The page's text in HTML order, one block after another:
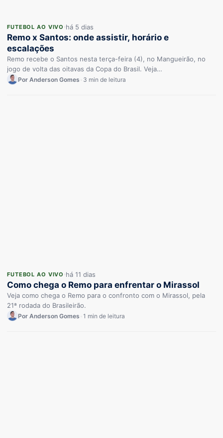
FUTEBOL AO VIVO há 5 dias
Remo x Santos: onde assistir, horário e
escalações
Remo recebe o Santos nesta terça-feira (4), no Mangueirão, no
jogo de volta das oitavas da Copa do Brasil. Veja…
Por Anderson Gomes 3 min de leitura
FUTEBOL AO VIVO há 11 dias
Como chega o Remo para enfrentar o Mirassol
Veja como chega o Remo para o confronto com o Mirassol, pela
21ª rodada do Brasileirão.
Por Anderson Gomes 1 min de leitura